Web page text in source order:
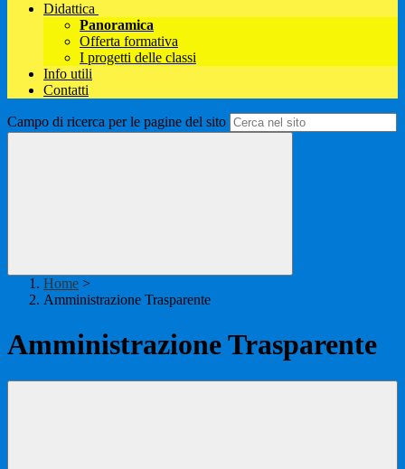
Didattica
Panoramica
Offerta formativa
I progetti delle classi
Info utili
Contatti
Campo di ricerca per le pagine del sito
Home >
Amministrazione Trasparente
Amministrazione Trasparente